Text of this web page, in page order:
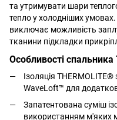
та утримувати шари
тепло у холодніших
виключає можливість
тканини підкладки
Особливості
Ізоляція
WaveLoft™ для
Запатентована суміш
використанням м'яких